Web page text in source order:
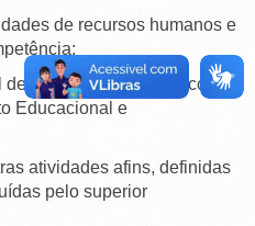
de recursos humanos e
de gestão em conjunto com a
Educacional e
atividades afins, definidas
pelo superior